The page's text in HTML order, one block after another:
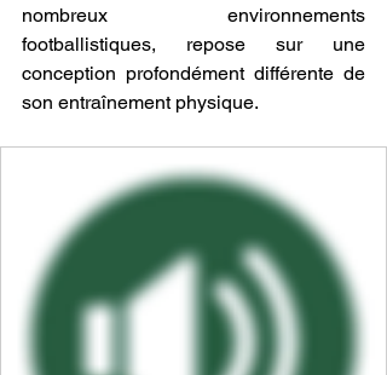
nombreux environnements
footballistiques, repose sur une
conception profondément différente de
son entraînement physique.